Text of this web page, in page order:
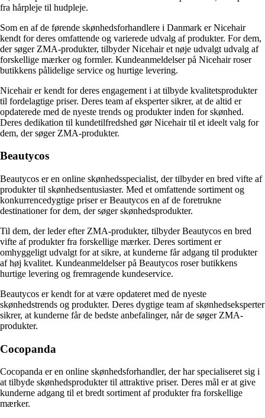
fra hårpleje til hudpleje.
Som en af ​​de førende skønhedsforhandlere i Danmark er Nicehair
kendt for deres omfattende og varierede udvalg af produkter. For dem,
der søger ZMA-produkter, tilbyder Nicehair et nøje udvalgt udvalg af
forskellige mærker og formler. Kundeanmeldelser på Nicehair roser
butikkens pålidelige service og hurtige levering.
Nicehair er kendt for deres engagement i at tilbyde kvalitetsprodukter
til fordelagtige priser. Deres team af eksperter sikrer, at de altid er
opdaterede med de nyeste trends og produkter inden for skønhed.
Deres dedikation til kundetilfredshed gør Nicehair til et ideelt valg for
dem, der søger ZMA-produkter.
Beautycos
Beautycos er en online skønhedsspecialist, der tilbyder en bred vifte af
produkter til skønhedsentusiaster. Med et omfattende sortiment og
konkurrencedygtige priser er Beautycos en af ​​de foretrukne
destinationer for dem, der søger skønhedsprodukter.
Til dem, der leder efter ZMA-produkter, tilbyder Beautycos en bred
vifte af produkter fra forskellige mærker. Deres sortiment er
omhyggeligt udvalgt for at sikre, at kunderne får adgang til produkter
af høj kvalitet. Kundeanmeldelser på Beautycos roser butikkens
hurtige levering og fremragende kundeservice.
Beautycos er kendt for at være opdateret med de nyeste
skønhedstrends og produkter. Deres dygtige team af skønhedseksperter
sikrer, at kunderne får de bedste anbefalinger, når de søger ZMA-
produkter.
Cocopanda
Cocopanda er en online skønhedsforhandler, der har specialiseret sig i
at tilbyde skønhedsprodukter til attraktive priser. Deres mål er at give
kunderne adgang til et bredt sortiment af produkter fra forskellige
mærker.